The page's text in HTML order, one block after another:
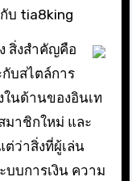
บ tia8king
สิ่งสำคัญคือ
บสไตล์การ
ในด้านของอินเท
มาชิกใหม่ และ
ว่าสิ่งที่ผู้เล่น
บการเงิน ความ